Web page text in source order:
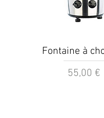
Aperçu
Fontaine à
Prix
55,00 €